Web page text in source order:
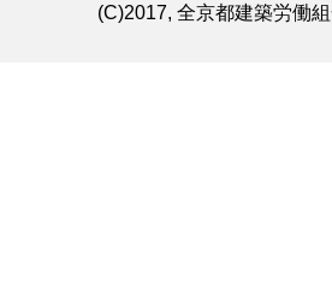
(C)2017, 全京都建築労働